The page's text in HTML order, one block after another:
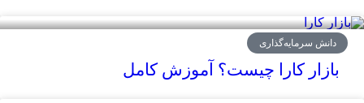
دانش سرمایه‌گذاری
بازار کارا چیست؟ آموزش کامل